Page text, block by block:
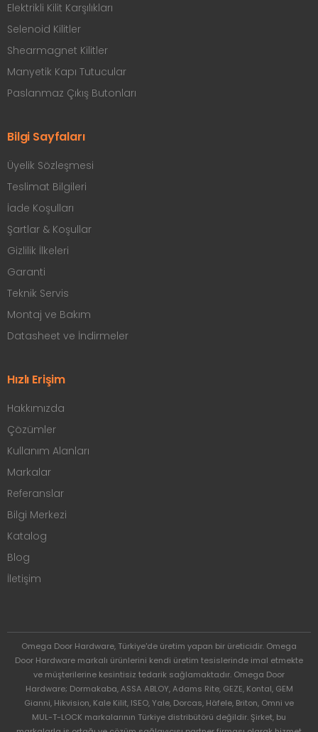
Elektrikli Kilit Karşılıkları
Selenoid Kilitler
Shearmagnet Kilitler
Manyetik Kapı Tutucular
Paslanmaz Çıkış Butonları
Bilgi Sayfaları
Üyelik Sözleşmesi
Teslimat Bilgileri
İade Koşulları
Şartlar & Koşullar
Gizlilik İlkeleri
Garanti
Teknik Servis
Montaj ve Bakım
Datasheet ve İndirmeler
Hızlı Erişim
Hakkımızda
Çözümler
Kullanım Alanları
Markalar
Referanslar
Bilgi Merkezi
Katalog
Blog
İletişim
Omega Door Hardware, Türkiye'de üretim yapan bir üreticidir. Omega
Door Hardware markalı ürünlerini kendi üretim tesislerinde imal etmekte
ve müşterilerine kesintisiz tedarik sağlamaktadır. Omega Door
Hardware; Dormakaba, ASSA ABLOY, Adams Rite, GEZE, Kontal, GEM
Gianni, Hikvision, Kale Kilit, ISEO, Yale, Dorcas, Häfele, Briton, Omni ve
MUL-T-LOCK markalarının Türkiye distribütörü değildir. Şirket, bu